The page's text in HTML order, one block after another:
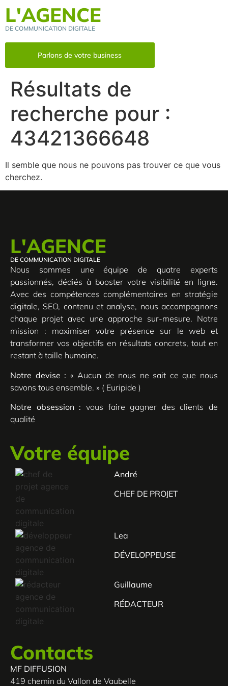
L'AGENCE
DE COMMUNICATION DIGITALE
Parlons de votre business
Résultats de
recherche pour :
43421366648
Il semble que nous ne pouvons pas trouver ce que vous
cherchez.
L'AGENCE
DE COMMUNICATION DIGITALE
Nous sommes une équipe de quatre experts
passionnés, dédiés à booster votre visibilité en ligne.
Avec des compétences complémentaires en stratégie
digitale, SEO, contenu et analyse, nous accompagnons
chaque projet avec une approche sur-mesure. Notre
mission : maximiser votre présence sur le web et
transformer vos objectifs en résultats concrets, tout en
restant à taille humaine.
Notre devise : « Aucun de nous ne sait ce que nous
savons tous ensemble. » ( Euripide )
Notre obsession : vous faire gagner des clients de
qualité
Votre équipe
André
CHEF DE PROJET
Lea
DÉVELOPPEUSE
Guillaume
RÉDACTEUR
Contacts
MF DIFFUSION
419 chemin du Vallon de Vaubelle